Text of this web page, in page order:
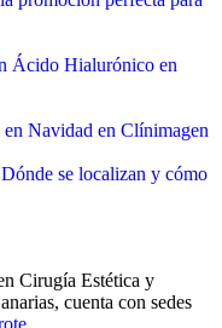
Ácido Hialurónico en
en Navidad en Clínimagen
se localizan y cómo
Cirugía Estética y
cuenta con sedes